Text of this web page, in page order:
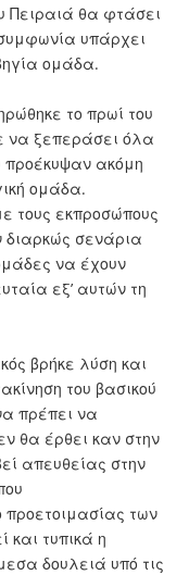
Πειραιά θα φτάσει
υπάρχει
ομάδα.
το πρωί του
να ξεπεράσει όλα
ακόμη
ομάδα.
τους εκπροσώπους
διαρκώς σενάρια
να έχουν
εξ’ αυτών τη
βρήκε λύση και
του βασικού
πρέπει να
θα έρθει καν στην
απευθείας στην
προετοιμασίας των
και τυπικά η
δουλειά υπό τις